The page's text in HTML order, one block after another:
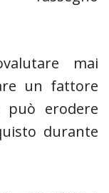
mai
un fattore
può erodere
durante